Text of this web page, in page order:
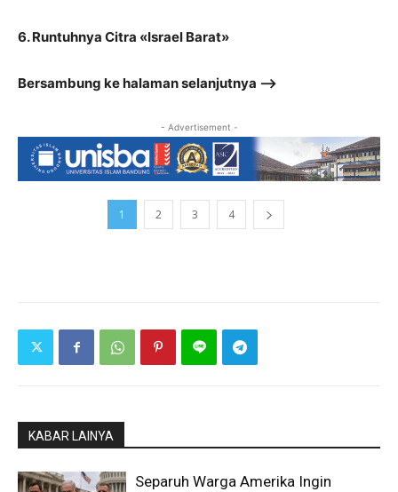
6. Runtuhnya Citra «Israel Barat»
Bersambung ke halaman selanjutnya –>
- Advertisement -
1 2 3 4
KABAR LAINYA
Separuh Warga Amerika Ingin